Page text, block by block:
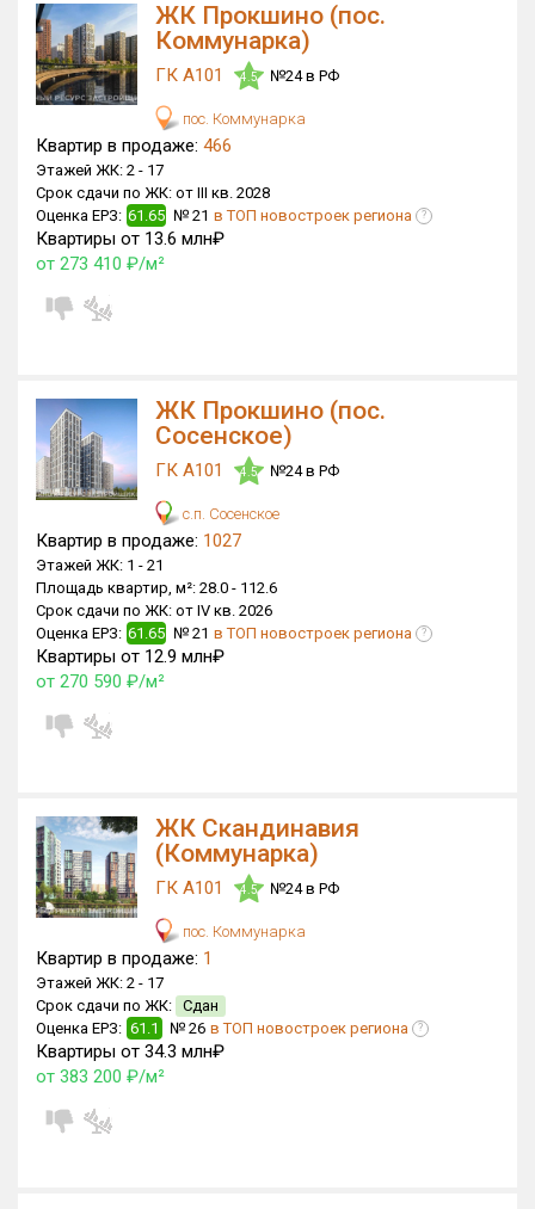
Блокированных домов
Домов с апартаментами
Поселков таунхаусов
Многоквартирных домов
Блокированных домов
Квартир, апартаментов,
блоков в БД
3 631 из 56 039
ЖК Прокшино (пос.
Коммунарка)
ГК А101 4.5 №24 в РФ
пос. Коммунарка
Квартир в продаже: 466
Этажей ЖК: 2 - 17
Срок сдачи по ЖК: от III кв. 2028
Оценка ЕРЗ: 61.65 № 21 в ТОП новостроек региона ?
Квартиры от 13.6 млн₽
от 273 410 ₽/м²
ЖК Прокшино (пос.
Сосенское)
ГК А101 4.5 №24 в РФ
с.п. Сосенское
Квартир в продаже: 1027
Этажей ЖК: 1 - 21
Площадь квартир, м²: 28.0 - 112.6
Срок сдачи по ЖК: от IV кв. 2026
Оценка ЕРЗ: 61.65 № 21 в ТОП новостроек региона ?
Квартиры от 12.9 млн₽
от 270 590 ₽/м²
ЖК Скандинавия
(Коммунарка)
ГК А101 4.5 №24 в РФ
пос. Коммунарка
Квартир в продаже: 1
Этажей ЖК: 2 - 17
Срок сдачи по ЖК: Сдан
Оценка ЕРЗ: 61.1 № 26 в ТОП новостроек региона ?
Квартиры от 34.3 млн₽
от 383 200 ₽/м²